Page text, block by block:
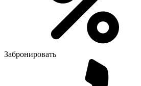
Забронировать